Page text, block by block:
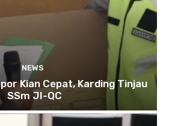
NEWS
Kian Cepat, Karding Tinjau
SSm JI-QC